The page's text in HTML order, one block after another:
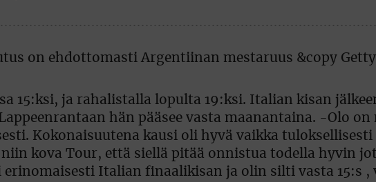
15:ksi, ja rahalistalla lopulta 19:ksi. Italian kisan
hän pääsee vasta maanantaina. -Olo on
Kokonaisuutena kausi oli hyvä vaikka tuloksellisesti
kova Tour, että siellä pitää onnistua todella hyvin
erinomaisesti Italian finaalikisan ja olin silti vasta 15:s ,